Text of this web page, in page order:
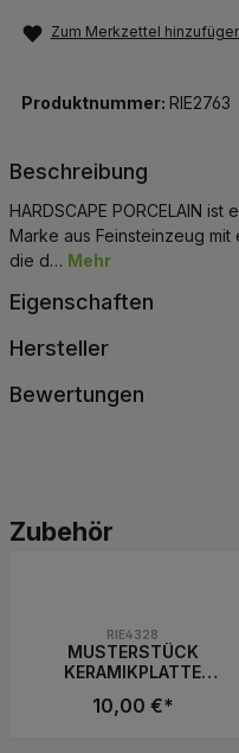
Zum Merkzettel
Produktnummer: RIE2763
Beschreibung
HARDSCAPE PORCELAIN
Marke aus Feinsteinzeug mit
die d… Mehr
Eigenschaften
Hersteller
Bewertungen
Produktgalerie überspringen
Zubehör
RIE4328
MUSTERSTÜCK
KERAMIKPLATTE
20x20x2 cm
10,00 €*